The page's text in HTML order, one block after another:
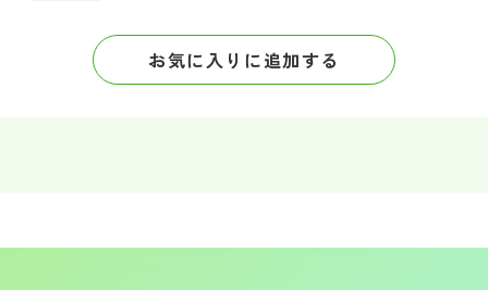
お気に入りに追加する